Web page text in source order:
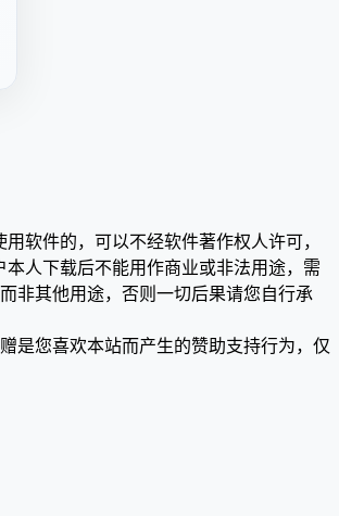
软件的，可以不经软件著作权人许可，
人下载后不能用作商业或非法用途，需
非其他用途，否则一切后果请您自行承
是您喜欢本站而产生的赞助支持行为，仅